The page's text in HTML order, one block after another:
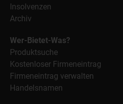
Insolvenzen
Archiv
Wer-Bietet-Was?
Produktsuche
Kostenloser Firmeneintrag
Firmeneintrag verwalten
Handelsnamen